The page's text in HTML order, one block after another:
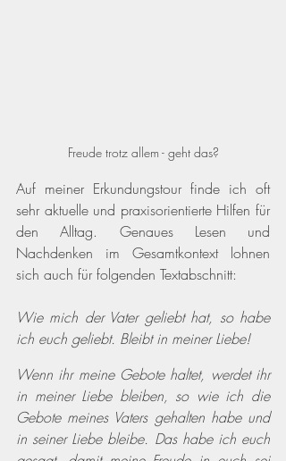
Freude trotz allem - geht das?
Auf meiner Erkundungstour finde ich oft
sehr aktuelle und praxisorientierte Hilfen für
den Alltag. Genaues Lesen und
Nachdenken im Gesamtkontext lohnen
sich auch für folgenden Textabschnitt:
Wie mich der Vater geliebt hat, so habe
ich euch geliebt. Bleibt in meiner Liebe!
Wenn ihr meine Gebote haltet, werdet ihr
in meiner Liebe bleiben, so wie ich die
Gebote meines Vaters gehalten habe und
in seiner Liebe bleibe. Das habe ich euch